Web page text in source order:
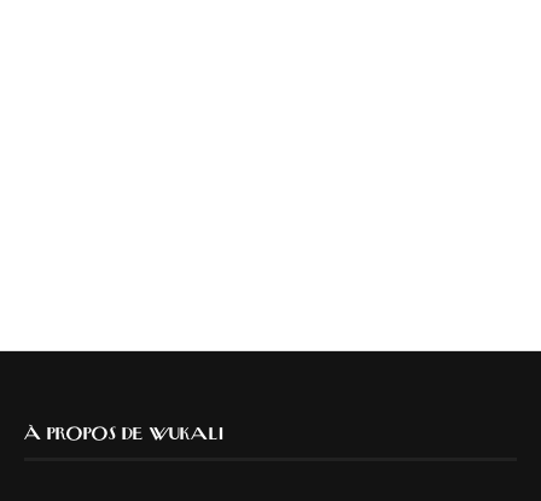
À PROPOS DE WUKALI